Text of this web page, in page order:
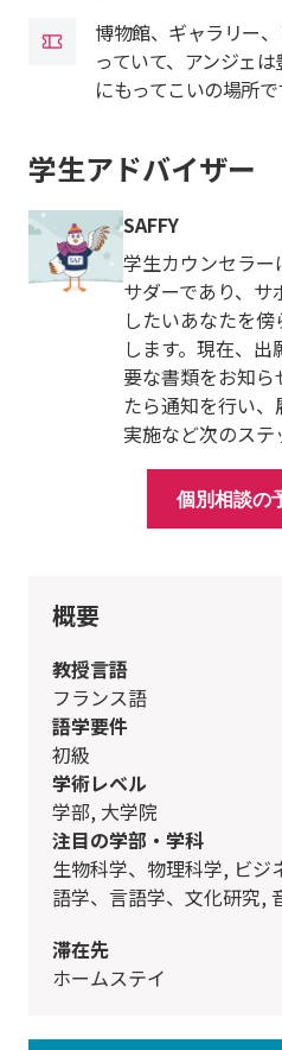
博物館、ギャラリー
っていて、アンジェ
にもってこいの場所で
学生アドバイザー
SAFFY
学生カウンセラ
サダーであり、サ
したいあなたを
します。現在、
要な書類をお知
たら通知を行い
実施など次のステ
個別相談の
概要
教授言語
フランス語
語学要件
初級
学術レベル
学部, 大学院
注目の学部・学科
生物科学、物理科学, ビジネス、経済、金融, 数学,
語学、言語学、文化研究,
滞在先
ホームステイ